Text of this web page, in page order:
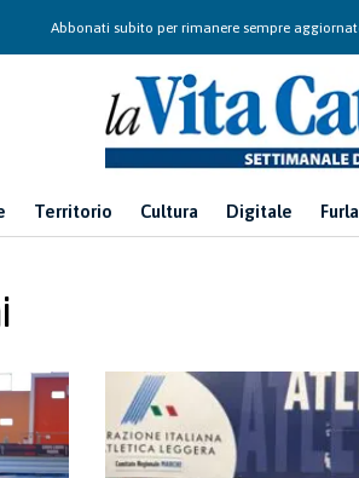
Abbonati subito per rimanere sempre
Territorio Cultura Digitale